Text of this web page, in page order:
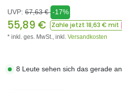
UVP: 67,63€ -17%
55,89 € Zahle jetzt 18,63 € mit
* inkl. ges. MwSt., inkl. Versandkosten
8 Leute sehen sich das gerade an